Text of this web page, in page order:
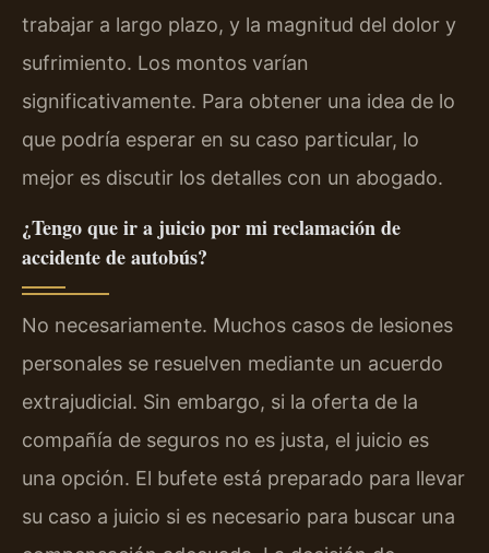
trabajar a largo plazo, y la magnitud del dolor y
sufrimiento. Los montos varían
significativamente. Para obtener una idea de lo
que podría esperar en su caso particular, lo
mejor es discutir los detalles con un abogado.
¿Tengo que ir a juicio por mi reclamación de
accidente de autobús?
No necesariamente. Muchos casos de lesiones
personales se resuelven mediante un acuerdo
extrajudicial. Sin embargo, si la oferta de la
compañía de seguros no es justa, el juicio es
una opción. El bufete está preparado para llevar
su caso a juicio si es necesario para buscar una